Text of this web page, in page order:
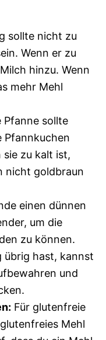
sollte nicht zu
Wenn er zu
hinzu. Wenn
mehr Mehl
Pfanne sollte
Pfannkuchen
sie zu kalt ist,
nicht goldbraun
einen dünnen
um die
zu können.
übrig hast, kannst
und
Für glutenfreie
Mehl